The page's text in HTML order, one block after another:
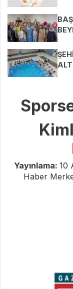
Yayınlama: 10
Haber